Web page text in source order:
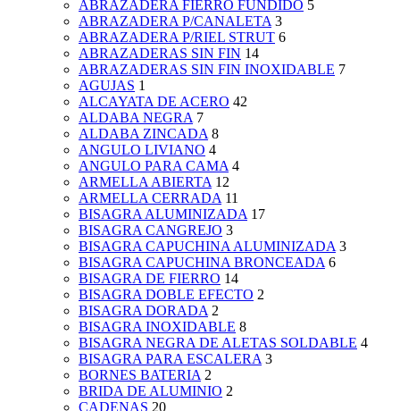
ABRAZADERA FIERRO FUNDIDO 5
ABRAZADERA P/CANALETA 3
ABRAZADERA P/RIEL STRUT 6
ABRAZADERAS SIN FIN 14
ABRAZADERAS SIN FIN INOXIDABLE 7
AGUJAS 1
ALCAYATA DE ACERO 42
ALDABA NEGRA 7
ALDABA ZINCADA 8
ANGULO LIVIANO 4
ANGULO PARA CAMA 4
ARMELLA ABIERTA 12
ARMELLA CERRADA 11
BISAGRA ALUMINIZADA 17
BISAGRA CANGREJO 3
BISAGRA CAPUCHINA ALUMINIZADA 3
BISAGRA CAPUCHINA BRONCEADA 6
BISAGRA DE FIERRO 14
BISAGRA DOBLE EFECTO 2
BISAGRA DORADA 2
BISAGRA INOXIDABLE 8
BISAGRA NEGRA DE ALETAS SOLDABLE 4
BISAGRA PARA ESCALERA 3
BORNES BATERIA 2
BRIDA DE ALUMINIO 2
CADENAS 20